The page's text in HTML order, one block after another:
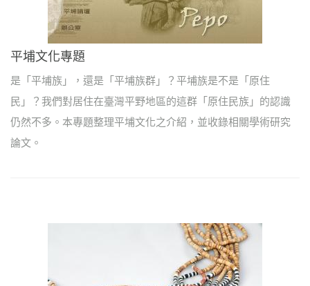
平埔文化專題
是「平埔族」，還是「平埔族群」？平埔族是不是「原住
民」？我們對居住在臺灣平野地區的這群「原住民族」的認識
仍然不多。本專題整理平埔文化之介紹，並收錄相關學術研究
論文。